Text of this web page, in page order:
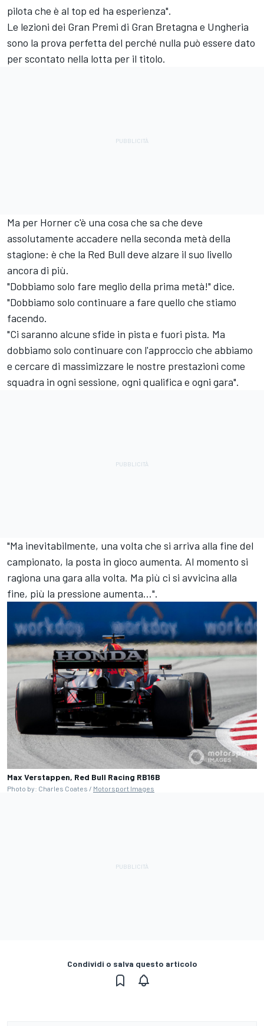
pilota che è al top ed ha esperienza".
Le lezioni dei Gran Premi di Gran Bretagna e Ungheria
sono la prova perfetta del perché nulla può essere dato
per scontato nella lotta per il titolo.
Ma per Horner c'è una cosa che sa che deve
assolutamente accadere nella seconda metà della
stagione: è che la Red Bull deve alzare il suo livello
ancora di più.
"Dobbiamo solo fare meglio della prima metà!" dice.
"Dobbiamo solo continuare a fare quello che stiamo
facendo.
"Ci saranno alcune sfide in pista e fuori pista. Ma
dobbiamo solo continuare con l'approccio che abbiamo
e cercare di massimizzare le nostre prestazioni come
squadra in ogni sessione, ogni qualifica e ogni gara".
"Ma inevitabilmente, una volta che si arriva alla fine del
campionato, la posta in gioco aumenta. Al momento si
ragiona una gara alla volta. Ma più ci si avvicina alla
fine, più la pressione aumenta...".
Max Verstappen, Red Bull Racing RB16B
Photo by: Charles Coates / Motorsport Images
Condividi o salva questo articolo